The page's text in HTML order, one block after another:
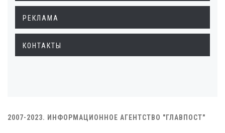
РЕКЛАМА
КОНТАКТЫ
2007-2023. ИНФОРМАЦИОННОЕ АГЕНТСТВО "ГЛАВПОСТ"